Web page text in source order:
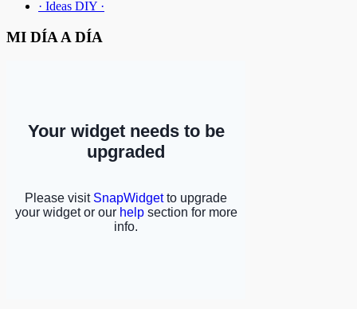
· Ideas DIY ·
MI DÍA A DÍA